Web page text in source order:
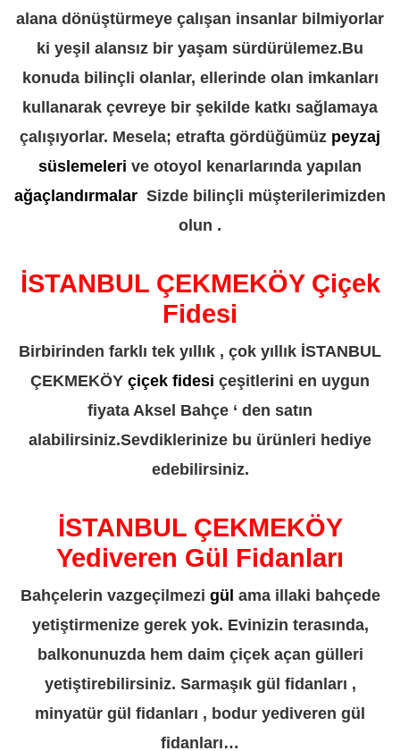
alana dönüştürmeye çalışan insanlar bilmiyorlar
ki yeşil alansız bir yaşam sürdürülemez.Bu
konuda bilinçli olanlar, ellerinde olan imkanları
kullanarak çevreye bir şekilde katkı sağlamaya
çalışıyorlar. Mesela; etrafta gördüğümüz peyzaj
süslemeleri ve otoyol kenarlarında yapılan
ağaçlandırmalar Sizde bilinçli müşterilerimizden
olun .
İSTANBUL ÇEKMEKÖY Çiçek
Fidesi
Birbirinden farklı tek yıllık , çok yıllık İSTANBUL
ÇEKMEKÖY çiçek fidesi çeşitlerini en uygun
fiyata Aksel Bahçe ‘ den satın
alabilirsiniz.Sevdiklerinize bu ürünleri hediye
edebilirsiniz.
İSTANBUL ÇEKMEKÖY
Yediveren Gül Fidanları
Bahçelerin vazgeçilmezi gül ama illaki bahçede
yetiştirmenize gerek yok. Evinizin terasında,
balkonunuzda hem daim çiçek açan gülleri
yetiştirebilirsiniz. Sarmaşık gül fidanları ,
minyatür gül fidanları , bodur yediveren gül
fidanları…